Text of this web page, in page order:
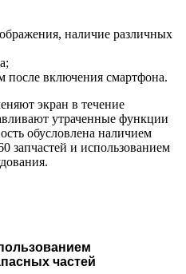
наличие различных
после включения смартфона.
экран в течение
утраченные функции
обусловлена наличием
запчастей и использованием
частей